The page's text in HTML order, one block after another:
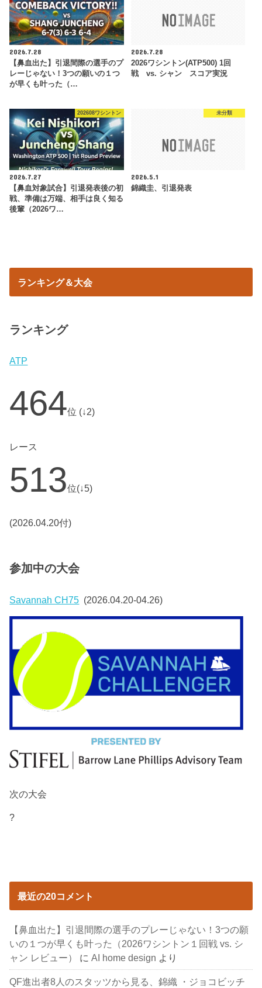
2026.7.28
【鼻血出た】引退間際の選手のプ
レーじゃない！3つの願いの１つ
が早くも叶った（…
2026.7.28
2026ワシントン(ATP500) 1回
戦 vs. シャン スコア実況
202608ワシントン
2026.7.27
【鼻血対象試合】引退発表後の初
戦、準備は万端、相手は良く知る
後輩（2026ワ…
未分類
2026.5.1
錦織圭、引退発表
ランキング＆大会
ランキング
ATP
464位 (↓2)
レース
513位(↓5)
(2026.04.20付)
参加中の大会
Savannah CH75 (2026.04.20-04.26)
次の大会
?
最近の20コメント
【鼻血出た】引退間際の選手のプレーじゃない！3つの願
いの１つが早くも叶った（2026ワシントン１回戦 vs. シ
ャン レビュー）
にAI home design より
QF進出者8人のスタッツから見る、錦織 ・ジョコビッチ